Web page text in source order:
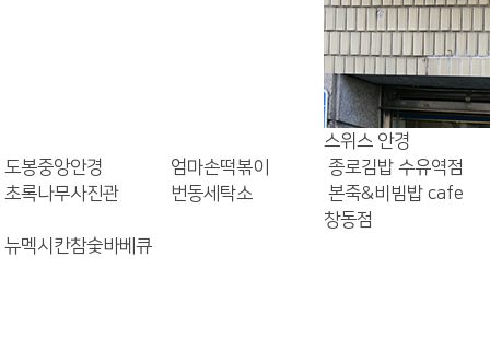
스위스 안경
도봉중앙안경
엄마손떡볶이
종로김밥 수유역점
초록나무사진관
번동세탁소
본죽&비빔밥 cafe
창동점
뉴멕시칸참숯바베큐